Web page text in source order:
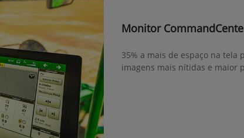
Monitor
35% a mais de espaço na
imagens mais nítidas e maior